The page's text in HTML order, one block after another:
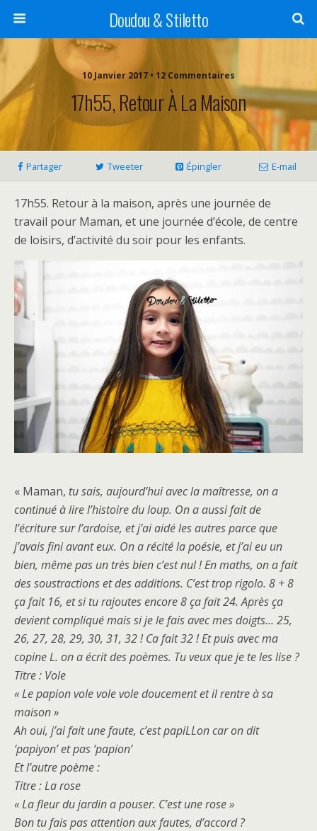
Doudou & Stiletto
10 Janvier 2017 • 12 Commentaires
17h55, Retour À La Maison
Partager Tweeter Épingler E-mail
17h55. Retour à la maison, après une journée de
travail pour Maman, et une journée d’école, de centre
de loisirs, d’activité du soir pour les enfants.
« Maman, tu sais, aujourd’hui avec la maîtresse, on a
continué à lire l’histoire du loup. On a aussi fait de
l’écriture sur l’ardoise, et j’ai aidé les autres parce que
j’avais fini avant eux. On a récité la poésie, et j’ai eu un
bien, même pas un très bien c’est nul ! En maths, on a fait
des soustractions et des additions. C’est trop rigolo. 8 + 8
ça fait 16, et si tu rajoutes encore 8 ça fait 24. Après ça
devient compliqué mais si je le fais avec mes doigts… 25,
26, 27, 28, 29, 30, 31, 32 ! Ca fait 32 ! Et puis avec ma
copine L. on a écrit des poèmes. Tu veux que je te les lise ?
Titre : Vole
« Le papion vole vole vole doucement et il rentre à sa
maison »
Ah oui, j’ai fait une faute, c’est papiLLon car on dit
‘papiyon’ et pas ‘papion’
Et l’autre poème :
Titre : La rose
« La fleur du jardin a pouser. C’est une rose »
Bon tu fais pas attention aux fautes, d’accord ?